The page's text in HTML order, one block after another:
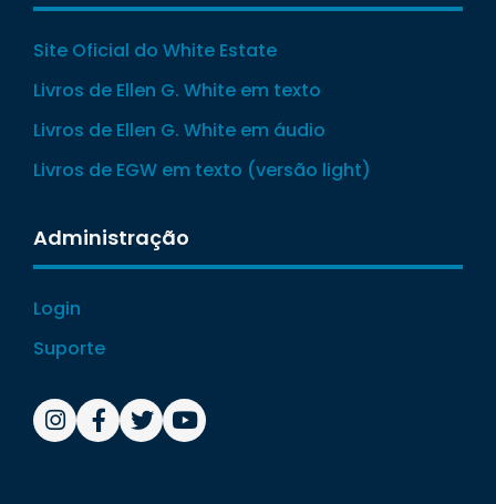
Site Oficial do White Estate
Livros de Ellen G. White em texto
Livros de Ellen G. White em áudio
Livros de EGW em texto (versão light)
Administração
Login
Suporte